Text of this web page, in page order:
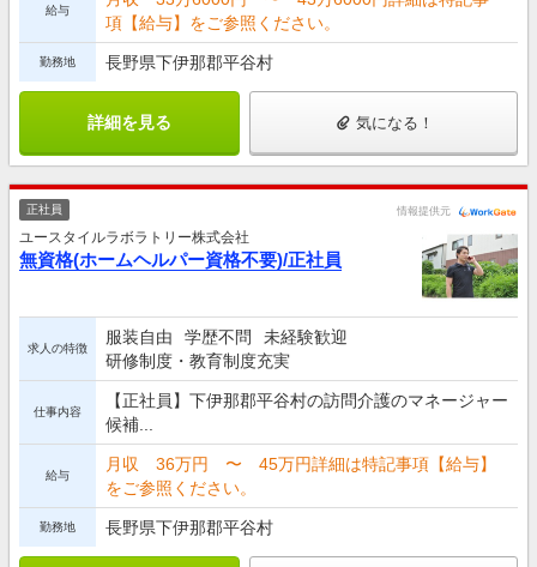
給与
項【給与】をご参照ください。
勤務地 長野県下伊那郡平谷村
詳細を見る 気になる！
正社員 情報提供元
ユースタイルラボラトリー株式会社
無資格(ホームヘルパー資格不要)/正社員
求人の特徴
服装自由 学歴不問
未経験歓迎
研修制度・教育制度充実
仕事内容
【正社員】下伊那郡平谷村の訪問介護のマネージャー
候補...
給与
月収 36万円 〜 45万円詳細は特記事項【給与】
をご参照ください。
勤務地 長野県下伊那郡平谷村